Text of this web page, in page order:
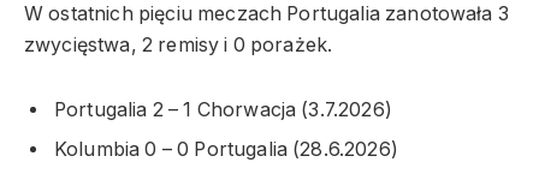
W ostatnich pięciu meczach Portugalia zanotowała 3
zwycięstwa, 2 remisy i 0 porażek.
Portugalia 2 – 1 Chorwacja (3.7.2026)
Kolumbia 0 – 0 Portugalia (28.6.2026)